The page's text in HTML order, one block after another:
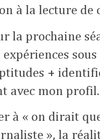
à la lecture de
la prochaine
+
avec mon profil.
à « on dirait
», la